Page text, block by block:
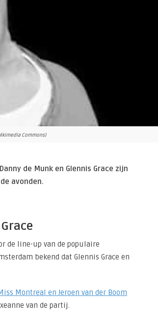
Commons)
de Munk en Glennis Grace zijn
avonden.
de line-up van de populaire
bekend dat Glennis Grace en
Montreal en Jeroen van der Boom
van de partij.